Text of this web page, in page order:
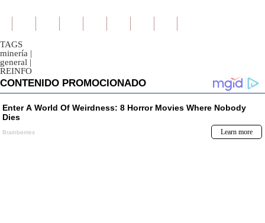
TAGS
minería |
general |
REINFO